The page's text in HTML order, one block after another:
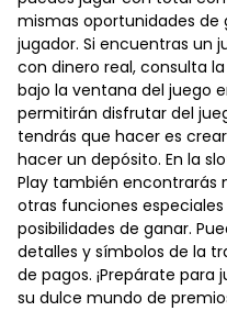
mismas oportunidades de
jugador. Si encuentras un
con dinero real, consulta
bajo la ventana del juego
permitirán disfrutar del
tendrás que hacer es
hacer un depósito. En la
Play también encontrarás
otras funciones
posibilidades de ganar.
detalles y símbolos de la
de pagos. ¡Prepárate para
su dulce mundo de